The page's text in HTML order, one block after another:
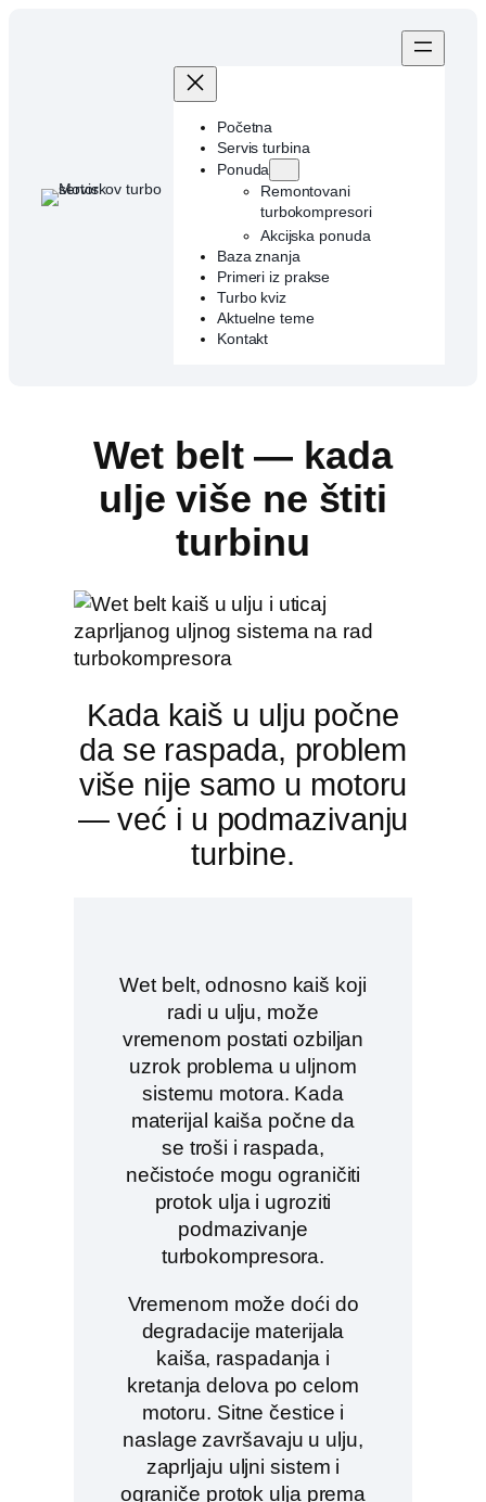
Početna
Servis turbina
Ponuda
Remontovani
turbokompresori
Akcijska ponuda
Baza znanja
Primeri iz prakse
Turbo kviz
Aktuelne teme
Kontakt
Wet belt — kada
ulje više ne štiti
turbinu
Kada kaiš u ulju počne
da se raspada, problem
više nije samo u motoru
— već i u podmazivanju
turbine.
Wet belt, odnosno kaiš koji
radi u ulju, može
vremenom postati ozbiljan
uzrok problema u uljnom
sistemu motora. Kada
materijal kaiša počne da
se troši i raspada,
nečistoće mogu ograničiti
protok ulja i ugroziti
podmazivanje
turbokompresora.
Vremenom može doći do
degradacije materijala
kaiša, raspadanja i
kretanja delova po celom
motoru. Sitne čestice i
naslage završavaju u ulju,
zaprljaju uljni sistem i
ograniče protok ulja prema